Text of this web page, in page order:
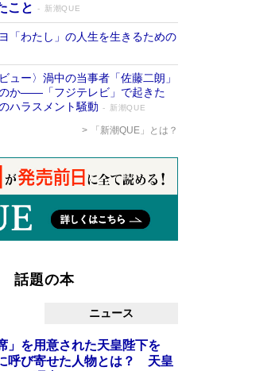
こと
新潮QUE
「わたし」の人生を生きるための
ュー〉渦中の当事者「佐藤二朗」
か――「フジテレビ」で起きた
ハラスメント騒動
新潮QUE
「新潮QUE」とは？
話題の本
ニュース
」を用意された天皇陛下を
呼び寄せた人物とは？ 天皇